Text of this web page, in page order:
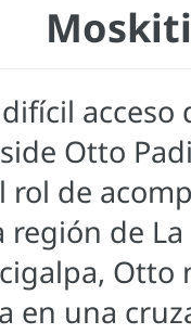
Otto
de
de
en una